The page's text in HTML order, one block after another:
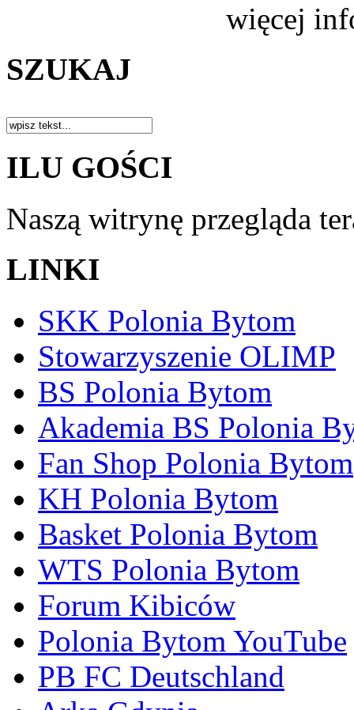
więcej
SZUKAJ
ILU GOŚCI
Naszą witrynę przegląda
LINKI
SKK Polonia Bytom
Stowarzyszenie OLIMP
BS Polonia Bytom
Akademia BS Polonia
Fan Shop Polonia Bytom
KH Polonia Bytom
Basket Polonia Bytom
WTS Polonia Bytom
Forum Kibiców
Polonia Bytom YouTube
PB FC Deutschland